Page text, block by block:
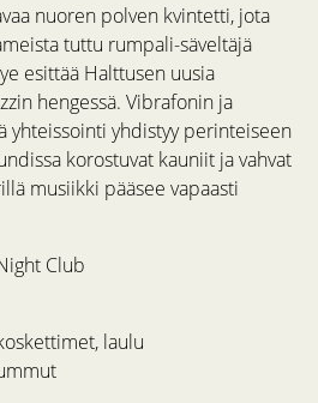
nuoren polven kvintetti, jota
tuttu rumpali-säveltäjä
esittää Halttusen uusia
hengessä. Vibrafonin ja
yhteissointi yhdistyy perinteiseen
korostuvat kauniit ja vahvat
musiikki pääsee vapaasti
Club
laulu